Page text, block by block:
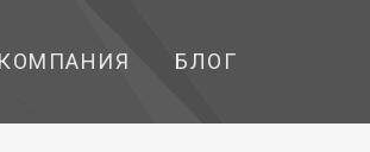
КОМПАНИЯ БЛОГ